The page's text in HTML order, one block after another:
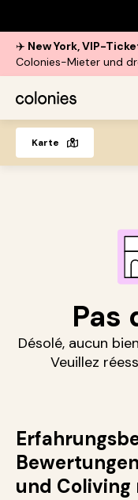
✈️ New York, VIP-
Colonies-Mieter und
Karte
Pas
Désolé, aucun
Veuillez
und Coliving